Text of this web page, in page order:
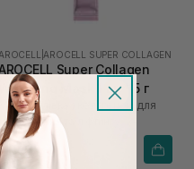
|AROCELL SUPER COLLAGEN
Super Collagen
Wrapping Mask 1 шт* 5 г
Маска-плівка з колагеном для
зволоження та ліфтингу